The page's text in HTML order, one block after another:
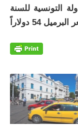
التونسية للسنة